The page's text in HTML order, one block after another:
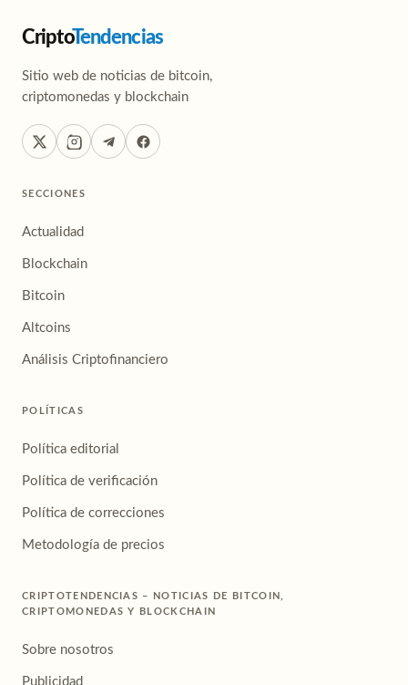
CriptoTendencias
Sitio web de noticias de bitcoin,
criptomonedas y blockchain
SECCIONES
Actualidad
Blockchain
Bitcoin
Altcoins
Análisis Criptofinanciero
POLÍTICAS
Política editorial
Política de verificación
Política de correcciones
Metodología de precios
CRIPTOTENDENCIAS – NOTICIAS DE BITCOIN,
CRIPTOMONEDAS Y BLOCKCHAIN
Sobre nosotros
Publicidad